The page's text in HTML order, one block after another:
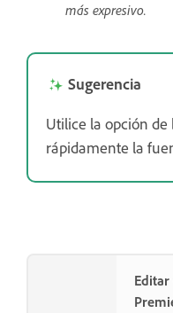
más expresivo.
Sugerencia
Utilice la opción
rápidamente la